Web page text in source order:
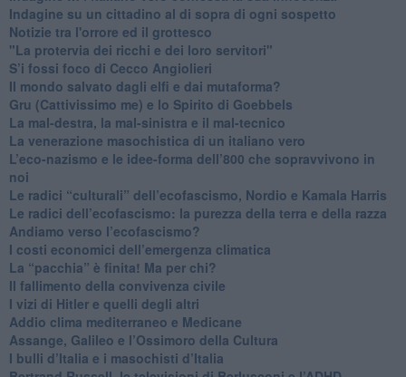
Indagine su un cittadino al di sopra di ogni sospetto
Notizie tra l'orrore ed il grottesco
"La protervia dei ricchi e dei loro servitori"
S’i fossi foco di Cecco Angiolieri
​Il mondo salvato dagli elfi e dai mutaforma?
Gru (Cattivissimo me) e lo Spirito di Goebbels
​La mal-destra, la mal-sinistra e il mal-tecnico
​La venerazione masochistica di un italiano vero
​L’eco-nazismo e le idee-forma dell’800 che sopravvivono in
noi
​Le radici “culturali” dell’ecofascismo, Nordio e Kamala Harris
Le radici dell’ecofascismo: la purezza della terra e della razza
Andiamo verso l’ecofascismo?
I costi economici dell’emergenza climatica
​La “pacchia” è finita! Ma per chi?
​Il fallimento della convivenza civile
​I vizi di Hitler e quelli degli altri
Addio clima mediterraneo e Medicane
​Assange, Galileo e l’Ossimoro della Cultura
​I bulli d’Italia e i masochisti d’Italia